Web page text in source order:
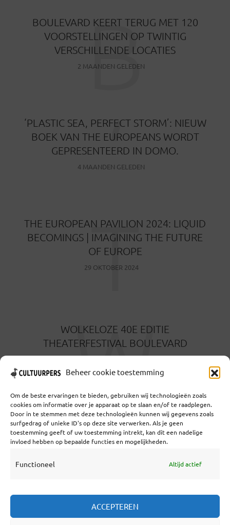
Beheer cookie toestemming
Om de beste ervaringen te bieden, gebruiken wij technologieën zoals
cookies om informatie over je apparaat op te slaan en/of te raadplegen.
Door in te stemmen met deze technologieën kunnen wij gegevens zoals
surfgedrag of unieke ID's op deze site verwerken. Als je geen
toestemming geeft of uw toestemming intrekt, kan dit een nadelige
invloed hebben op bepaalde functies en mogelijkheden.
Functioneel Altijd actief
ACCEPTEREN
BOULEVARD KEERT TERUG MET 120
VOORSTELLINGEN OP TWINTIG
VERSCHILLENDE LOCATIES
2 MAANDEN GELEDEN
B
‘PLASTIC SEA, PERFECT STORM’: NIEUW
BOEK VAN THE EUROPEANS WORDT
GEPRESENTEERD IN DOMO.
4 MAANDEN GELEDEN
‘
THE EUROPEAN PAVILION 2024: LIQUID
BECOMINGS | IMAGINING THE FUTURE
OF EUROPE
29 OKTOBER 2024
T
WOLKELOZE 40E EDITIE
THEATERFESTIVAL BOULEVARD
W
Coöperatief Cultureel Persbureau U.A. | Salzburg 29 |
3524KS Utrecht | KvK: 55573592 |Btw: